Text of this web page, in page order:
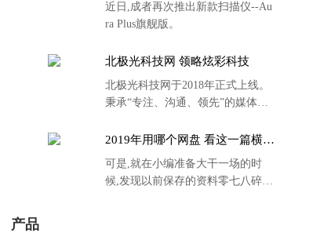
近日,成者再次推出新款扫描仪--Au
ra Plus旗舰版。
北极光科技网 领略炫彩科技
北极光科技网于2018年正式上线。
秉承“专注、沟通、领先”的媒体理
2019年用哪个网盘 看这一篇横评
可是,就在小编准备大干一场的时
候,发现以前保存的资料零七八碎,
产品